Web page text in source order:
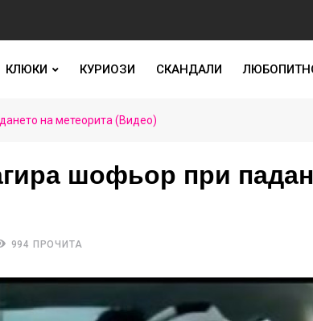
КЛЮКИ КУРИОЗИ СКАНДАЛИ
на метеорита (Видео)
шофьор при
994 ПРОЧИТА